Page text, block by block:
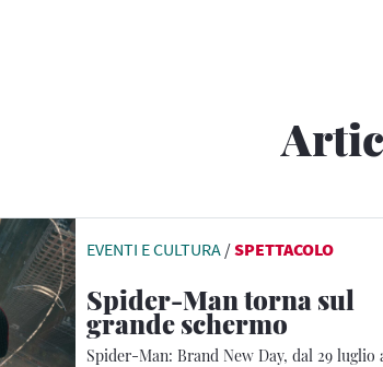
EVENTI E CULTURA /SPETTACOLO
Spider-Man torna sul
grande schermo
Spider-Man: Brand New Day, dal 29 luglio